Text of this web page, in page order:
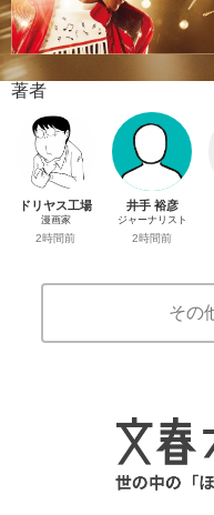
著者
ドリヤス工場
漫画家
2時間前
井手 裕彦
ジャーナリスト
2時間前
その